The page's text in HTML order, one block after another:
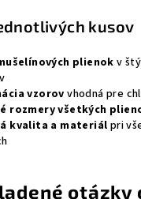
kusov
plienok v
vzorov vhodná pre
rozmery všetkých
kvalita a materiál pri
otázky